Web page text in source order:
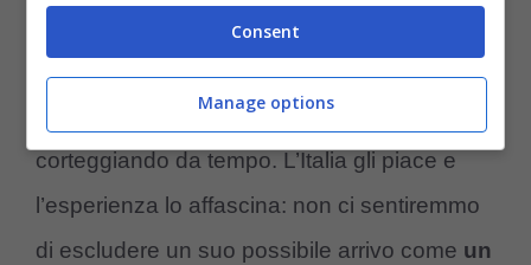
Diverso il discorso perBernardo Silva.
così anziano e la Juventus lo sta
corteggiando da tempo. L’Italia gli piace e
l’esperienza lo affascina: non ci sentiremmo
di escludere un suo possibile arrivo come un
Consent
Manage options